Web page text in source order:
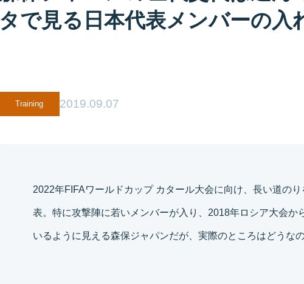
タで見る日本代表メンバーの入
Training 2019.09.07
2022年FIFAワールドカップ カタール大会に向け、長い道の
表。特に攻撃陣に若いメンバーが入り、2018年ロシア大会か
いるように見える森保ジャパンだが、実際のところはどうな